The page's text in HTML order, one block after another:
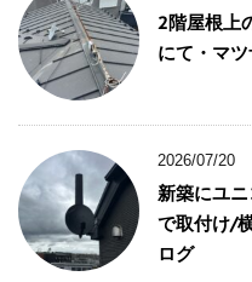
2階屋根上
にて・マ
2026/07/20
新築にユ
で取付け/
ログ